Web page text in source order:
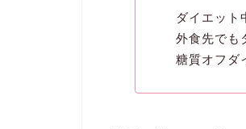
ダイエット
外食先でも
糖質オフダ